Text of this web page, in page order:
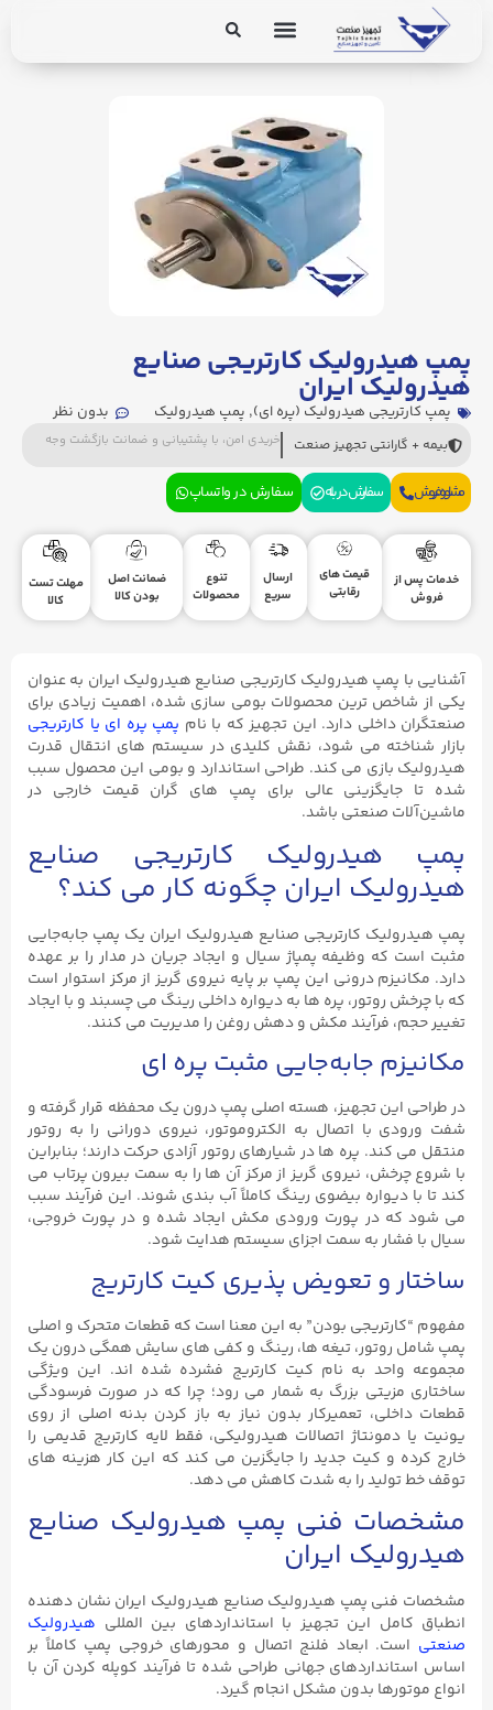
پمپ هیدرولیک کارتریجی صنایع
هیدرولیک ایران
پمپ کارتریجی هیدرولیک (پره ای), پمپ هیدرولیک بدون نظر
بیمه + گارانتی تجهیز صنعت خریدی امن، با پشتیبانی و ضمانت بازگشت وجه
مشاوره فروش سفارش در بله سفارش در واتساپ
خدمات پس از
فروش
قیمت های
رقابتی
ارسال
سریع
تنوع
محصولات
ضمانت اصل
بودن کالا
مهلت تست
کالا
آشنایی با پمپ هیدرولیک کارتریجی صنایع هیدرولیک ایران به عنوان
یکی از شاخص ‌ترین محصولات بومی ‌سازی شده، اهمیت زیادی برای
صنعتگران داخلی دارد. این تجهیز که با نام پمپ پره‌ ای یا کارتریجی
بازار شناخته می ‌شود، نقش کلیدی در سیستم‌ های انتقال قدرت
هیدرولیک بازی می ‌کند. طراحی استاندارد و بومی این محصول سبب
شده تا جایگزینی عالی برای پمپ‌ های گران ‌قیمت خارجی در
ماشین‌آلات صنعتی باشد.
پمپ هیدرولیک کارتریجی صنایع
هیدرولیک ایران چگونه کار می کند؟
پمپ هیدرولیک کارتریجی صنایع هیدرولیک ایران یک پمپ جابه‌جایی
مثبت است که وظیفه پمپاژ سیال و ایجاد جریان در مدار را بر عهده
دارد. مکانیزم درونی این پمپ بر پایه نیروی گریز از مرکز استوار است
که با چرخش روتور، پره‌ ها به دیواره داخلی رینگ می ‌چسبند و با ایجاد
تغییر حجم، فرآیند مکش و دهش روغن را مدیریت می ‌کنند.
مکانیزم جابه‌جایی مثبت پره ‌ای
در طراحی این تجهیز، هسته اصلی پمپ درون یک محفظه قرار گرفته و
شفت ورودی با اتصال به الکتروموتور، نیروی دورانی را به روتور
منتقل می ‌کند. پره‌ ها در شیارهای روتور آزادی حرکت دارند؛ بنابراین
با شروع چرخش، نیروی گریز از مرکز آن‌ ها را به سمت بیرون پرتاب می
‌کند تا با دیواره بیضوی رینگ کاملاً آب ‌بندی شوند. این فرآیند سبب
می‌ شود که در پورت ورودی مکش ایجاد شده و در پورت خروجی،
سیال با فشار به سمت اجزای سیستم هدایت شود.
ساختار و تعویض‌ پذیری کیت کارتریج
مفهوم “کارتریجی بودن” به این معنا است که قطعات متحرک و اصلی
پمپ شامل روتور، تیغه‌ ها، رینگ و کفی ‌های سایش همگی درون یک
مجموعه واحد به نام کیت کارتریج فشرده شده ‌اند. این ویژگی
ساختاری مزیتی بزرگ به شمار می ‌رود؛ چرا که در صورت فرسودگی
قطعات داخلی، تعمیرکار بدون نیاز به باز کردن بدنه اصلی از روی
یونیت یا دمونتاژ اتصالات هیدرولیکی، فقط لایه کارتریج قدیمی را
خارج کرده و کیت جدید را جایگزین می‌ کند که این کار هزینه‌ های
توقف خط تولید را به شدت کاهش می ‌دهد.
مشخصات فنی پمپ هیدرولیک صنایع
هیدرولیک ایران
مشخصات فنی پمپ هیدرولیک صنایع هیدرولیک ایران نشان‌ دهنده
انطباق کامل این تجهیز با استانداردهای بین ‌المللی هیدرولیک
صنعتی است. ابعاد فلنج اتصال و محورهای خروجی پمپ کاملاً بر
اساس استانداردهای جهانی طراحی شده تا فرآیند کوپله کردن آن با
انواع موتورها بدون مشکل انجام گیرد.